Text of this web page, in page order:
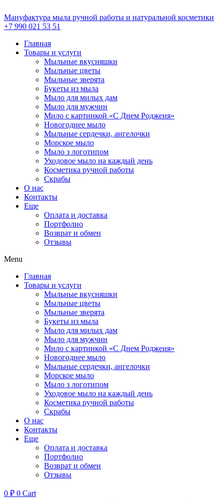
к
содержимому
Мануфактура мыла ручной работы и натуральной косметики
+7 990 021 53 51
Главная
Товары и услуги
Мыльные вкусняшки
Мыльные цветы
Мыльные зверята
Букеты из мыла
Мыло для милых дам
Мыло для мужчин
Мило с картинкой «С Днем Роджеия»
Новогоднее мыло
Мыльные сердечки, ангелочки
Морское мыло
Мыло з логотипом
Уходовое мыло на каждый день
Косметика ручной работы
Скрабы
О нас
Контакты
Еще
Оплата и доставка
Портфолио
Возврат и обмен
Отзывы
Menu
Главная
Товары и услуги
Мыльные вкусняшки
Мыльные цветы
Мыльные зверята
Букеты из мыла
Мыло для милых дам
Мыло для мужчин
Мило с картинкой «С Днем Роджеия»
Новогоднее мыло
Мыльные сердечки, ангелочки
Морское мыло
Мыло з логотипом
Уходовое мыло на каждый день
Косметика ручной работы
Скрабы
О нас
Контакты
Еще
Оплата и доставка
Портфолио
Возврат и обмен
Отзывы
0 ₽ 0 Cart